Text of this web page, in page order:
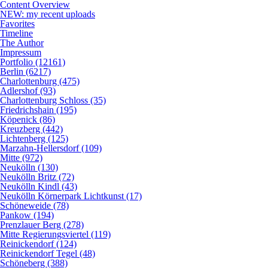
Content Overview
NEW: my recent uploads
Favorites
Timeline
The Author
Impressum
Portfolio (12161)
Berlin (6217)
Charlottenburg (475)
Adlershof (93)
Charlottenburg Schloss (35)
Friedrichshain (195)
Köpenick (86)
Kreuzberg (442)
Lichtenberg (125)
Marzahn-Hellersdorf (109)
Mitte (972)
Neukölln (130)
Neukölln Britz (72)
Neukölln Kindl (43)
Neukölln Körnerpark Lichtkunst (17)
Schöneweide (78)
Pankow (194)
Prenzlauer Berg (278)
Mitte Regierungsviertel (119)
Reinickendorf (124)
Reinickendorf Tegel (48)
Schöneberg (388)